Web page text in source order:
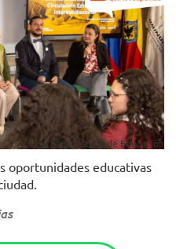
Foto: Secretaría de Educación
oportunidades educativas